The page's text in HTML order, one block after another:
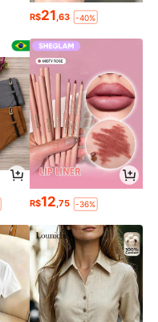
R$21,63 -40%
R$12,75 -36%